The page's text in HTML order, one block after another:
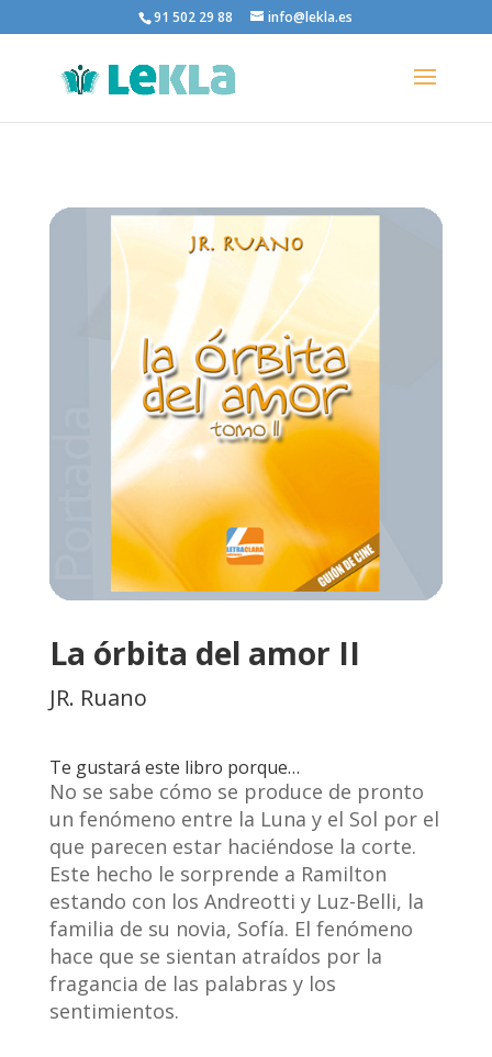
91 502 29 88 info@lekla.es
La órbita del amor II
JR. Ruano
Te gustará este libro porque…
No se sabe cómo se produce de pronto
un fenómeno entre la Luna y el Sol por el
que parecen estar haciéndose la corte.
Este hecho le sorprende a Ramilton
estando con los Andreotti y Luz-Belli, la
familia de su novia, Sofía. El fenómeno
hace que se sientan atraídos por la
fragancia de las palabras y los
sentimientos.